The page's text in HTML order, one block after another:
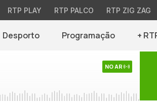
RTP PLAY RTP PALCO RTP ZIG ZAG
Desporto Programação +
NO AR